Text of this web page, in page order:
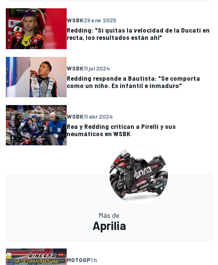
WSBK29 ene 2025
Redding: "Si quitas la velocidad de la Ducati en
recta, los resultados están ahí"
WSBK11 jul 2024
Redding responde a Bautista: "Se comporta
como un niño. Es infantil e inmaduro"
WSBK11 abr 2024
Rea y Redding critican a Pirelli y sus
neumáticos en WSBK
Más de
Aprilia
MOTOGP1 h